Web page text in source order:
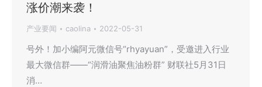
涨价潮来袭！
产业要闻 caolina 2022-05-31
号外！加小编阿元微信号“rhyayuan”，受邀进入行业
最大微信群——“润滑油聚焦油粉群” 财联社5月31日
消…